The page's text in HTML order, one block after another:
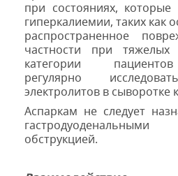
при состояниях,
гиперкалиемии, таких как
распространенное
частности при
категории
регулярно
электролитов в сыворотке
Аспаркам не следует
обструкцией.